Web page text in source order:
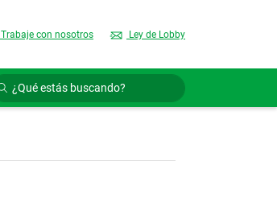
Trabaje con nosotros Ley de Lobby